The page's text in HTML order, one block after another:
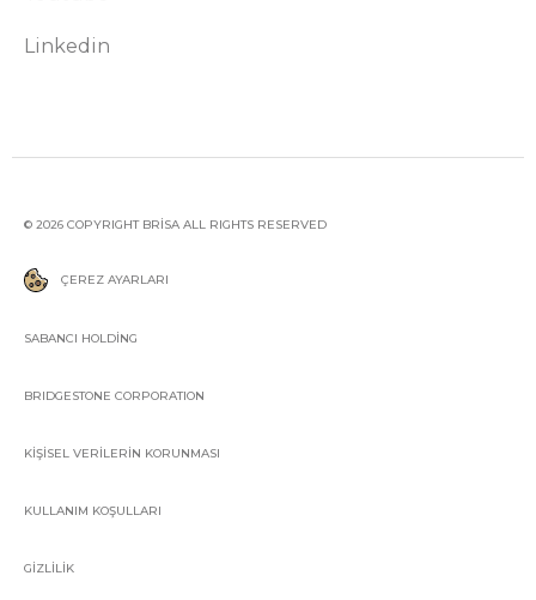
Linkedin
© 2026 COPYRIGHT BRİSA ALL RIGHTS RESERVED
ÇEREZ AYARLARI
SABANCI HOLDİNG
BRIDGESTONE CORPORATION
KİŞİSEL VERİLERİN KORUNMASI
KULLANIM KOŞULLARI
GİZLİLİK